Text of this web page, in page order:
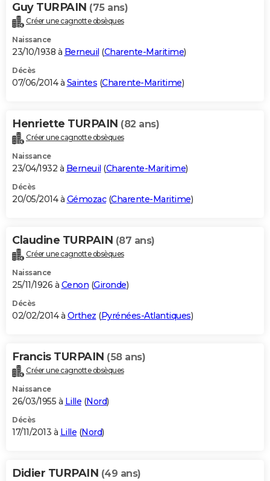
Guy TURPAIN (75 ans)
Créer une cagnotte obsèques
Naissance
23/10/1938 à Berneuil (Charente-Maritime)
Décès
07/06/2014 à Saintes (Charente-Maritime)
Henriette TURPAIN (82 ans)
Créer une cagnotte obsèques
Naissance
23/04/1932 à Berneuil (Charente-Maritime)
Décès
20/05/2014 à Gémozac(Charente-Maritime)
Claudine TURPAIN (87 ans)
Créer une cagnotte obsèques
Naissance
25/11/1926 à Cenon (Gironde)
Décès
02/02/2014 à Orthez (Pyrénées-Atlantiques)
Francis TURPAIN (58 ans)
Créer une cagnotte obsèques
Naissance
26/03/1955 à Lille (Nord)
Décès
17/11/2013 à Lille (Nord)
Didier TURPAIN (49 ans)